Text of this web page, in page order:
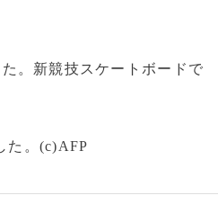
。新競技スケートボードで
た。(c)AFP